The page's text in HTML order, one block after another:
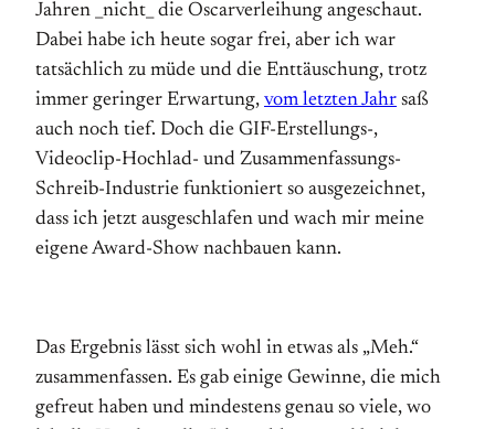
Jahren _nicht_ die Oscarverleihung angeschaut.
Dabei habe ich heute sogar frei, aber ich war
tatsächlich zu müde und die Enttäuschung, trotz
immer geringer Erwartung, vom letzten Jahr saß
auch noch tief. Doch die GIF-Erstellungs-,
Videoclip-Hochlad- und Zusammenfassungs-
Schreib-Industrie funktioniert so ausgezeichnet,
dass ich jetzt ausgeschlafen und wach mir meine
eigene Award-Show nachbauen kann.
Das Ergebnis lässt sich wohl in etwas als „Meh.“
zusammenfassen. Es gab einige Gewinne, die mich
gefreut haben und mindestens genau so viele, wo